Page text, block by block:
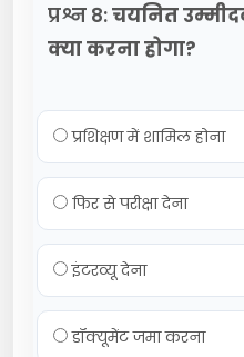
प्रश्न 8:चयनित
क्या करना होगा?
प्रशिक्षण में शामिल होना
फिर से परीक्षा देना
इंटरव्यू देना
डॉक्यूमेंट जमा करना